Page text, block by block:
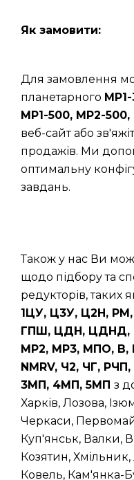
Як замовити:
Для замовлення
планетарного МР1-
МР1-500, МР2-
веб-сайт або
продажів. Ми
оптимальну
завдань.
Також у нас Ви
щодо підбору та
редукторів, таких
1ЦУ, Ц3У, Ц2Н,
ГПШ, ЦДН, ЦДНД,
МР2, МР3, МПО, В,
NMRV, Ч2, ЧГ,
3МП, 4МП, 5МП з
Харків, Лозова,
Черкаси,
Куп'янськ, Валки,
Козятин,
Ковель, Кам'янка-